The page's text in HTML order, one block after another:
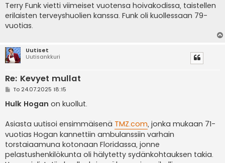
Terry Funk vietti viimeiset vuotensa hoivakodissa, taistellen
erilaisten terveyshuolien kanssa. Funk oli kuollessaan 79-
vuotias.
Uutiset
Uutisankkuri
Re: Kevyet mullat
V
e
s
i
To 24.07.2025 18:15
Hulk Hogan on kuollut.
Asiasta uutisoi ensimmäisenä TMZ.com, jonka mukaan 71-
vuotias Hogan kannettiin ambulanssiin varhain
torstaiaamuna kotonaan Floridassa, jonne
pelastushenkilökunta oli hälytetty sydänkohtauksen takia.